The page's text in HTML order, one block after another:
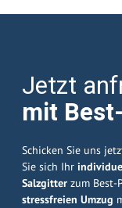
Jetzt
mit
Schicken Sie uns
Sie sich Ihr
Salzgitter zum Best-
stressfreien Umzug